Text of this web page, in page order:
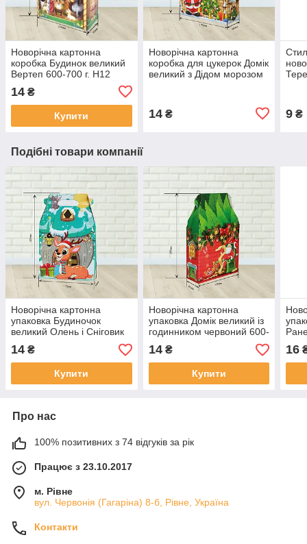
Новорічна картонна
коробка Будинок великий
Вертеп 600-700 г. Н12
14 ₴
Купити
Новорічна картонна
коробка для цукерок Домік
великий з Дідом морозом
14₴ 9 ₴
Подібні товари компанії
Новорічна картонна
упаковка Будиночок
великий Олень і Сніговик
бірюзовий 600-700 г. Н9
14 ₴
Купити
Новорічна картонна
упаковка Домік великий із
годинником червоний 600-
700 г. Н7
14₴
Купити
Н48
16
Про нас
100% позитивних з 74 відгуків за рік
Працює з 23.10.2017
м. Рівне
вул. Червонія (Гагаріна) 8-б, Рівне, Україна
Контакти